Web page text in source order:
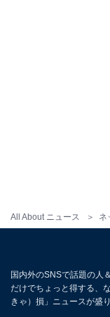
All About ニュース ネ
国内外のSNSで話題の人
だけでちょっと得する、
きゃ）損」ニュースが盛